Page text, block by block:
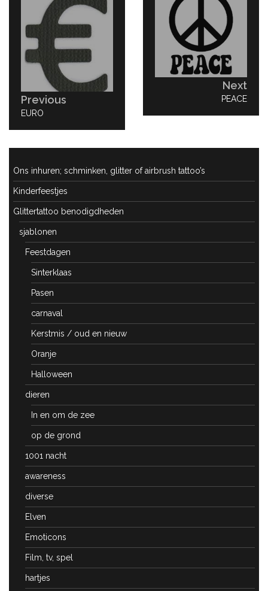
Previous
PREVIOUS
EURO
Next
NEXT
PEACE
Ons inhuren; schminken, glitter of airbrush tattoo’s
Kinderfeestjes
Glittertattoo benodigdheden
sjablonen
Feestdagen
Sinterklaas
Pasen
carnaval
Kerstmis / oud en nieuw
Oranje
Halloween
dieren
In en om de zee
op de grond
1001 nacht
awareness
diverse
Elven
Emoticons
Film, tv, spel
hartjes